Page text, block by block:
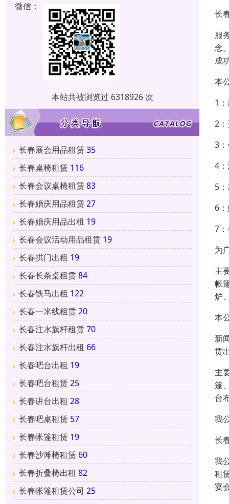
微信：
本站共被浏览过 6318926 次
长春展会用品租赁35
长春桌椅租赁 116
长春会议桌椅租赁83
长春婚庆用品租赁27
长春婚庆用品出租 19
长春会议活动用品租赁 19
长春拱门出租 19
长春长条桌租赁84
长春铁马出租 122
长春一米线租赁20
长春注水旗杆租赁70
长春注水旗杆出租 66
长春吧台出租 19
长春吧台租赁25
长春讲台出租 28
长春吧桌租赁 57
长春帐篷租赁 19
长春沙滩椅租赁 60
长春折叠椅出租 82
长春帐篷租赁公司 25
长
服
念
成
本
1
2
3
4
5
6
7
为
主
帐
炉
本
新
赁
主
篷
台
我
长
我
租
宴